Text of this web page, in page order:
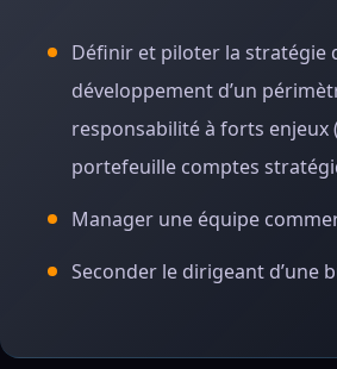
Définir et piloter la stratégie
développement d’un
responsabilité à forts enjeux
portefeuille comptes
Manager une équipe
Seconder le dirigeant d’une